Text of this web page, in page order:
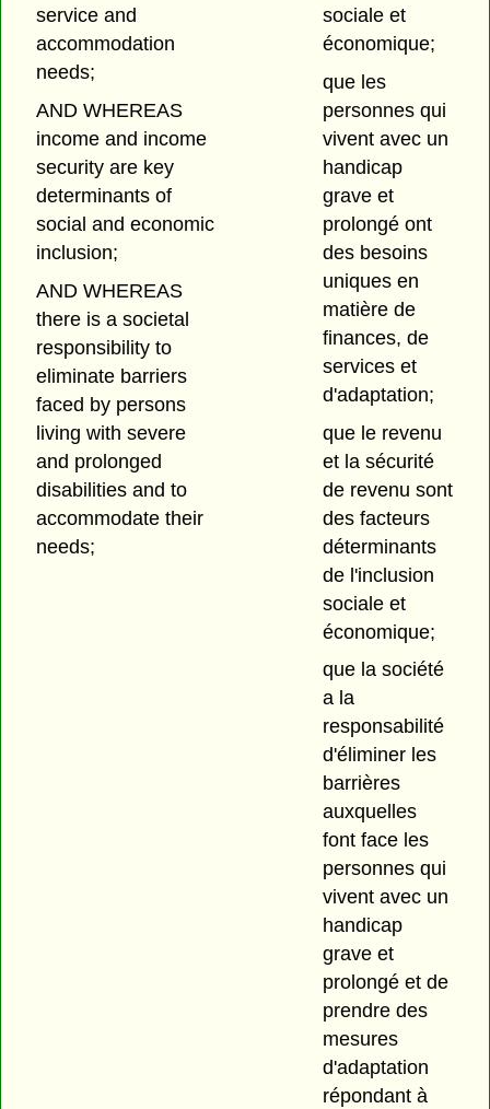
service and
accommodation
needs;
AND WHEREAS
income and income
security are key
determinants of
social and economic
inclusion;
AND WHEREAS
there is a societal
responsibility to
eliminate barriers
faced by persons
living with severe
and prolonged
disabilities and to
accommodate their
needs;
sociale et
économique;
que les
personnes qui
vivent avec un
handicap
grave et
prolongé ont
des besoins
uniques en
matière de
finances, de
services et
d'adaptation;
que le revenu
et la sécurité
de revenu sont
des facteurs
déterminants
de l'inclusion
sociale et
économique;
que la société
a la
responsabilité
d'éliminer les
barrières
auxquelles
font face les
personnes qui
vivent avec un
handicap
grave et
prolongé et de
prendre des
mesures
d'adaptation
répondant à